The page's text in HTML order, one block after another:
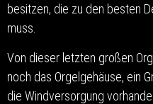
besitzen, die zu den besten
muss.
Von dieser letzten großen
noch das Orgelgehäuse, ein
die Windversorgung